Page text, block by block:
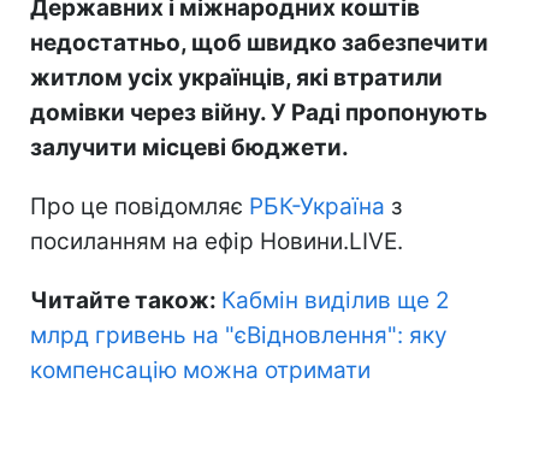
Державних і міжнародних коштів
недостатньо, щоб швидко забезпечити
житлом усіх українців, які втратили
домівки через війну. У Раді пропонують
залучити місцеві бюджети.
Про це повідомляє РБК-Україна з
посиланням на ефір Новини.LIVE.
Читайте також: Кабмін виділив ще 2
млрд гривень на "єВідновлення": яку
компенсацію можна отримати